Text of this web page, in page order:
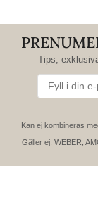
Tips,
Kan ej kombineras
Gäller ej: WEBER,